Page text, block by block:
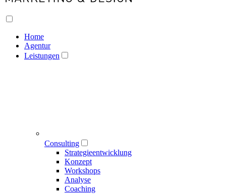
Home
Agentur
Leistungen
Consulting
Strategieentwicklung
Konzept
Workshops
Analyse
Coaching